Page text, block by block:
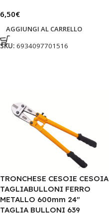
6,50€
AGGIUNGI AL CARRELLO
SKU: 6934097701516
TRONCHESE CESOIE CESOIA
TAGLIABULLONI FERRO
METALLO 600mm 24″
TAGLIA BULLONI 639